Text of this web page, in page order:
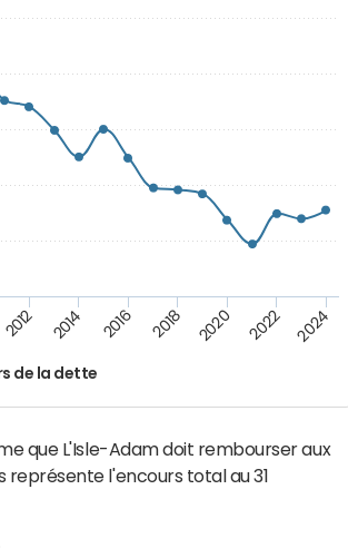
de la dette
2012 2014 2016 2018 2020 2022 2024
que L'Isle-Adam doit rembourser aux
représente l'encours total au 31